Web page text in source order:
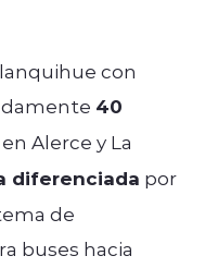
con
40
Alerce y La
diferenciada por
de
buses hacia